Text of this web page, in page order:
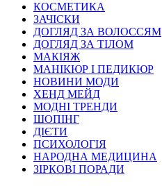
КОСМЕТИКА
ЗАЧІСКИ
ДОГЛЯД ЗА ВОЛОССЯМ
ДОГЛЯД ЗА ТІЛОМ
МАКІЯЖ
МАНІКЮР І ПЕДИКЮР
НОВИНИ МОДИ
ХЕНД МЕЙД
МОДНІ ТРЕНДИ
ШОПІНГ
ДІЄТИ
ПСИХОЛОГІЯ
НАРОДНА МЕДИЦИНА
ЗІРКОВІ ПОРАДИ